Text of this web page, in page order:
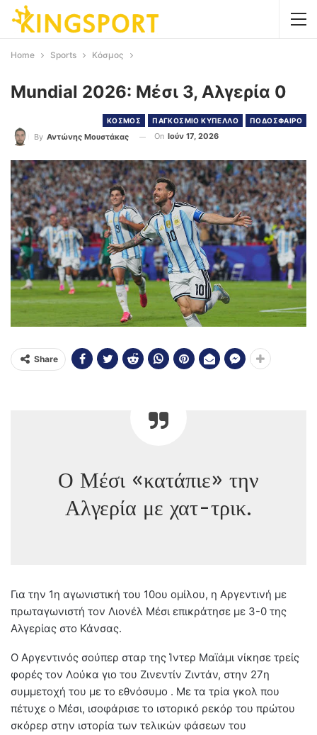
Home Sports Κόσμος
Mundial 2026: Μέσι 3, Αλγερία 0
ΚΟΣΜΟΣ ΠΑΓΚΟΣΜΙΟ ΚΥΠΕΛΛΟ ΠΟΔΟΣΦΑΙΡΟ
By Αντώνης Μουστάκας On Ιούν 17, 2026
Share
Ο Μέσι «κατάπιε» την
Αλγερία με χατ-τρικ.
Για την 1η αγωνιστική του 10ου ομίλου, η Αργεντινή με
πρωταγωνιστή τον Λιονέλ Μέσι επικράτησε με 3-0 της
Αλγερίας στο Κάνσας.
Ο Αργεντινός σούπερ σταρ της Ίντερ Μαϊάμι νίκησε τρείς
φορές τον Λούκα γιο του Ζινεντίν Ζιντάν, στην 27η
συμμετοχή του με το εθνόσυμο . Με τα τρία γκολ που
πέτυχε ο Μέσι, ισοφάρισε το ιστορικό ρεκόρ του πρώτου
σκόρερ στην ιστορία των τελικών φάσεων του